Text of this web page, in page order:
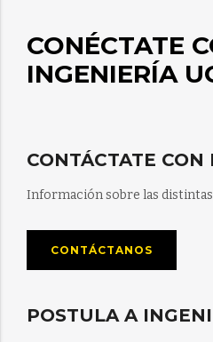
CONÉCTATE
INGENIERÍA
CONTÁCTATE CON
Información sobre las distintas
CONTÁCTANOS
POSTULA A